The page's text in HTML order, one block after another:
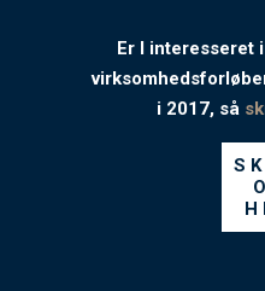
Er I interesseret
i 2017, så